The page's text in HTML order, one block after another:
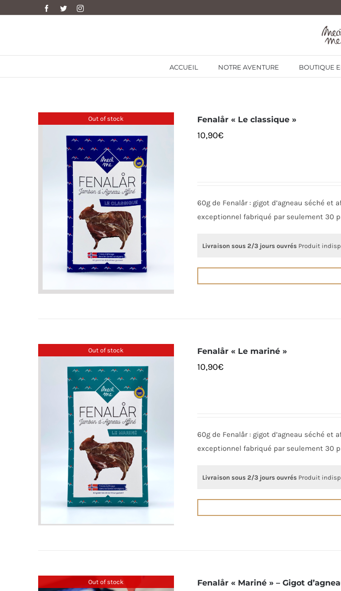
FacebookTwitterInstagram
ACCUEIL NOTRE AVENTURE BOUTIQUE
Out of stock Fenalår « Le classique »
10,90€
60g de Fenalår : gigot d’agneau séché
exceptionnel fabriqué par seulement 30
Livraison sous 2/3 jours ouvrés Produit
Out of stock Fenalår « Le mariné »
10,90€
60g de Fenalår : gigot d’agneau séché
exceptionnel fabriqué par seulement 30
Livraison sous 2/3 jours ouvrés Produit
Out of stock Fenalår « Mariné » – Gigot